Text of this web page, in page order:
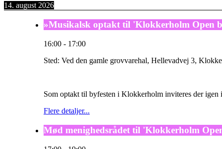
14. august 2026
»Musikalsk optakt til 'Klokkerholm Open
16:00 - 17:00
Sted: Ved den gamle grovvarehal, Hellevadvej 3,
Som optakt til byfesten i Klokkerholm inviteres der
Flere detaljer...
Mød menighedsrådet til 'Klokkerholm